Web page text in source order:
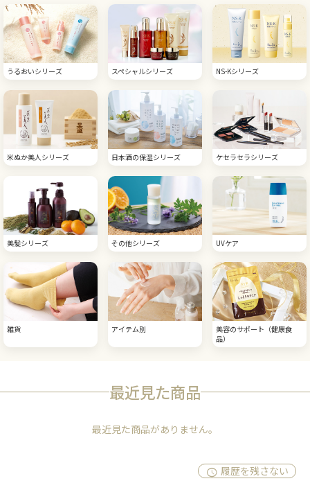
うるおいシリーズ スペシャルシリーズ NS-Kシリーズ
米ぬか美人シリーズ 日本酒の保湿シリーズ ケセラセラシリーズ
美髪シリーズ その他シリーズ UVケア
雑貨 アイテム別
美容のサポート（健康食
品）
最近見た商品
最近見た商品がありません。
履歴を残さない